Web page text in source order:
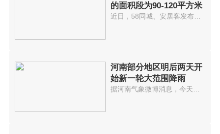
的面积段为90-120平方米
近日，58同城、安居客发布了2021...
河南部分地区明后两天开
始新一轮大范围降雨